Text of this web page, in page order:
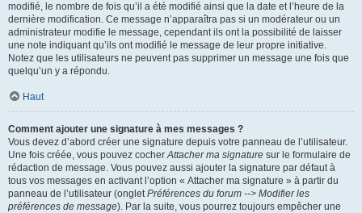
modifié, le nombre de fois qu’il a été modifié ainsi que la date et l’heure de la
dernière modification. Ce message n’apparaîtra pas si un modérateur ou un
administrateur modifie le message, cependant ils ont la possibilité de laisser
une note indiquant qu’ils ont modifié le message de leur propre initiative.
Notez que les utilisateurs ne peuvent pas supprimer un message une fois que
quelqu’un y a répondu.
Haut
Comment ajouter une signature à mes messages ?
Vous devez d’abord créer une signature depuis votre panneau de l’utilisateur.
Une fois créée, vous pouvez cocherAttacher ma signature sur le formulaire de
rédaction de message. Vous pouvez aussi ajouter la signature par défaut à
tous vos messages en activant l’option « Attacher ma signature » à partir du
panneau de l’utilisateur (ongletPréférences du forum --> Modifier les
préférences de message). Par la suite, vous pourrez toujours empêcher une